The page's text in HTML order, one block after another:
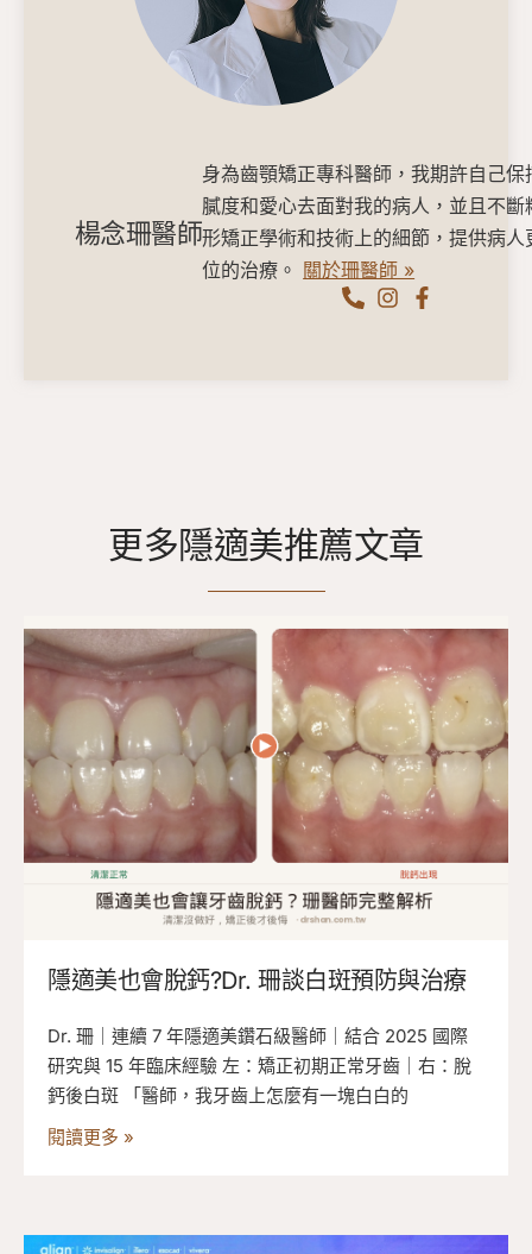
楊念珊醫師
身為齒顎矯正專科醫師，我期許自己保
膩度和愛心去面對我的病人，並且不斷
形矯正學術和技術上的細節，提供病人
位的治療。 關於珊醫師 »
更多隱適美推薦文章
隱適美也會脫鈣?Dr. 珊談白斑預防與治療
Dr. 珊｜連續 7 年隱適美鑽石級醫師｜結合 2025 國際
研究與 15 年臨床經驗 左：矯正初期正常牙齒｜右：脫
鈣後白斑 「醫師，我牙齒上怎麼有一塊白白的
閱讀更多 »